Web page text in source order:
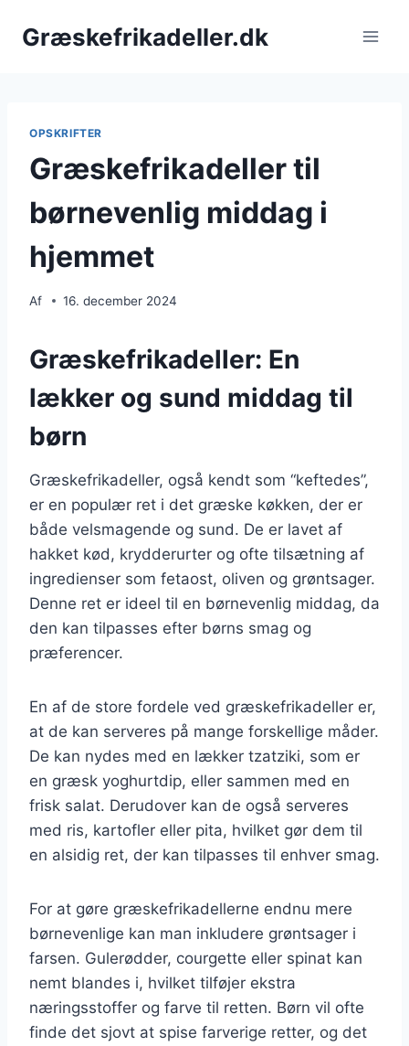
Græskefrikadeller.dk
OPSKRIFTER
Græskefrikadeller til
børnevenlig middag i
hjemmet
Af 16. december 2024
Græskefrikadeller: En
lækker og sund middag til
børn
Græskefrikadeller, også kendt som “keftedes”,
er en populær ret i det græske køkken, der er
både velsmagende og sund. De er lavet af
hakket kød, krydderurter og ofte tilsætning af
ingredienser som fetaost, oliven og grøntsager.
Denne ret er ideel til en børnevenlig middag, da
den kan tilpasses efter børns smag og
præferencer.
En af de store fordele ved græskefrikadeller er,
at de kan serveres på mange forskellige måder.
De kan nydes med en lækker tzatziki, som er
en græsk yoghurtdip, eller sammen med en
frisk salat. Derudover kan de også serveres
med ris, kartofler eller pita, hvilket gør dem til
en alsidig ret, der kan tilpasses til enhver smag.
For at gøre græskefrikadellerne endnu mere
børnevenlige kan man inkludere grøntsager i
farsen. Gulerødder, courgette eller spinat kan
nemt blandes i, hvilket tilføjer ekstra
næringsstoffer og farve til retten. Børn vil ofte
finde det sjovt at spise farverige retter, og det